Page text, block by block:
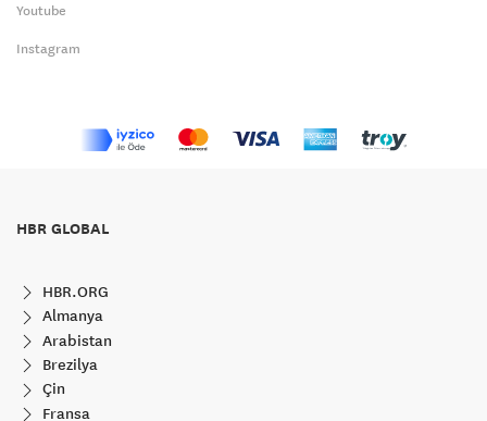
Youtube
Instagram
HBR GLOBAL
HBR.ORG
Almanya
Arabistan
Brezilya
Çin
Fransa